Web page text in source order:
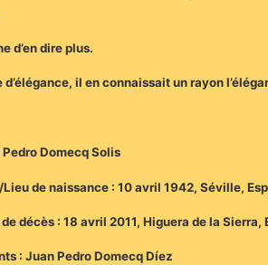
d’en dire plus.
d’élégance, il en connaissait un rayon
Domecq Solis
de naissance : 10 avril 1942, Séville,
: 18 avril 2011, Higuera de la Sierra,
: Juan Pedro Domecq Díez